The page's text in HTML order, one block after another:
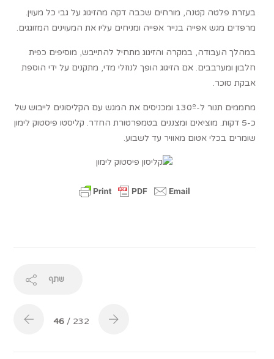
בעזרת פלטה קטנה, מורחים שכבה דקה מהזיגוג על גבי כל מעוין.
מרפדים מגש אפייה בנייר אפייה ומניחים עליו את המעוינים המזוגגים.
במהלך העבודה, במקרה והזיגוג מתחיל להתייבש, מוסיפים כפית
חלבון ומערבבים. אם הזיגוג הופך לנוזלי מדי, מתקנים על ידי הוספת
אבקת סוכר.
מחממים תנור ל-130º ומכניסים את המגש עם הקליסונים לייבוש של
כ-5 דקות. מוציאים ומצננים בטמפרטורת החדר. קליסטו פיסטוק לימון
שומרים בכלי אטום מאוויר עד לשבוע.
שתף
46 / 232